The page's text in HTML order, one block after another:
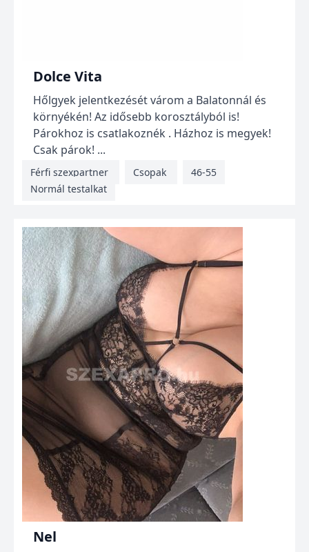
Dolce Vita
Hőlgyek jelentkezését várom a Balatonnál és
környékén! Az idősebb korosztályból is!
Párokhoz is csatlakoznék . Házhoz is megyek!
Csak párok! ...
Férfi szexpartner Csopak
46-55
Normál testalkat
Nel